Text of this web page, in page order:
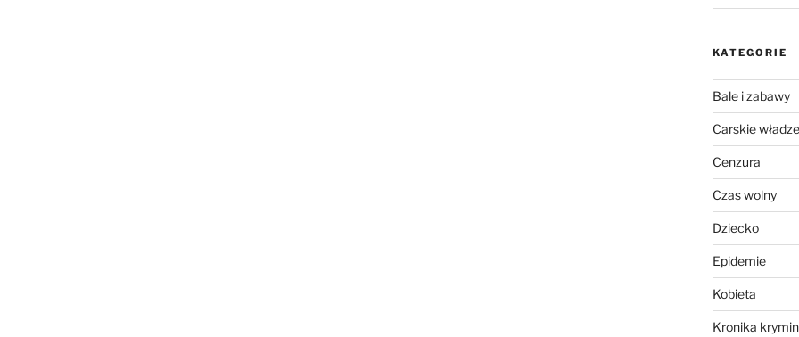
KATEGORIE
Bale i zabawy
Carskie władze
Cenzura
Czas wolny
Dziecko
Epidemie
Kobieta
Kronika